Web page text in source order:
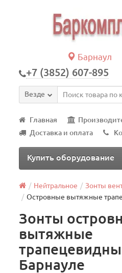
Барнаул
+7 (3852) 607-895
Везде
Главная
Доставка и оплата
Купить оборудование
Нейтральное
Зонты
Островные вытяжные
Зонты
вытяжные
Барнауле